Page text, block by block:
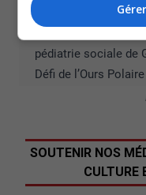
Skier pour la
pédiatrie sociale de
Défi de l’Ours
SOUTENIR NOS
CULTURE